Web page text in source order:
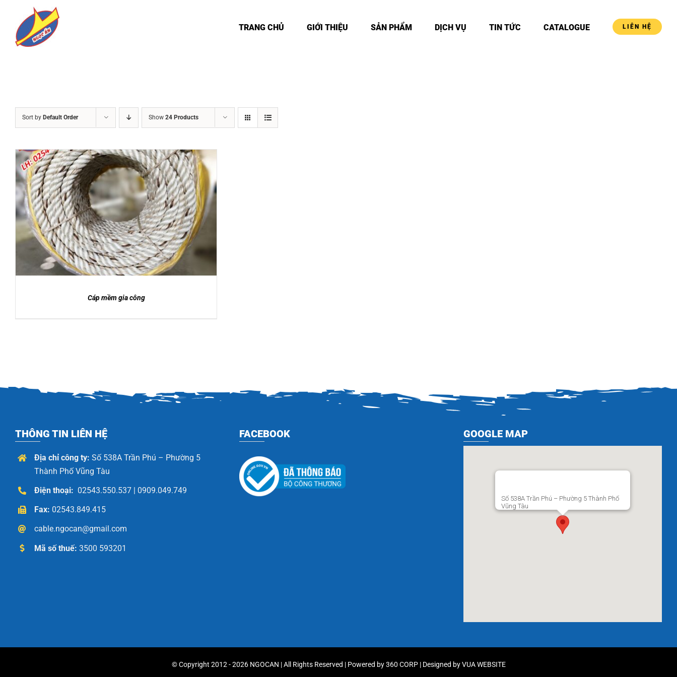
content
TRANG CHỦ GIỚI THIỆU SẢN PHẨM DỊCH VỤ TIN TỨC CATALOGUE LIÊN HỆ
Sort by Default Order Show 24 Products
DETAILS
Cáp mềm gia công
THÔNG TIN LIÊN HỆ
Địa chỉ công ty: Số 538A Trần Phú – Phường 5
Thành Phố Vũng Tàu
Điện thoại: 02543.550.537 | 0909.049.749
Fax: 02543.849.415
cable.ngocan@gmail.com
Mã số thuế: 3500 593201
FACEBOOK GOOGLE MAP
Số 538A Trần Phú – Phường 5 Thành Phố
Vũng Tàu
© Copyright 2012 - 2026 NGOCAN | All Rights Reserved | Powered by360 CORP| Designed byVUA WEBSITE